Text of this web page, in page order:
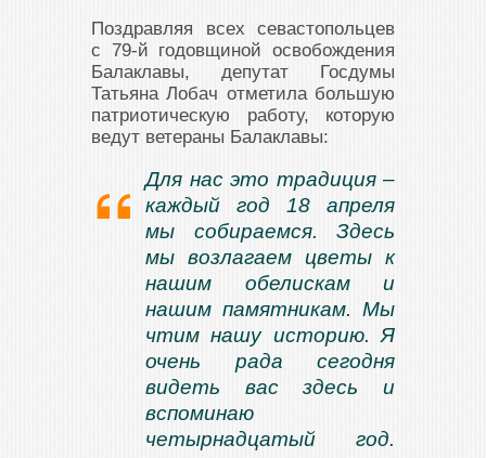
Поздравляя всех севастопольцев
с 79-й годовщиной освобождения
Балаклавы, депутат Госдумы
Татьяна Лобач отметила большую
патриотическую работу, которую
ведут ветераны Балаклавы:
Для нас это традиция –
каждый год 18 апреля
мы собираемся. Здесь
мы возлагаем цветы к
нашим обелискам и
нашим памятникам. Мы
чтим нашу историю. Я
очень рада сегодня
видеть вас здесь и
вспоминаю
четырнадцатый год.